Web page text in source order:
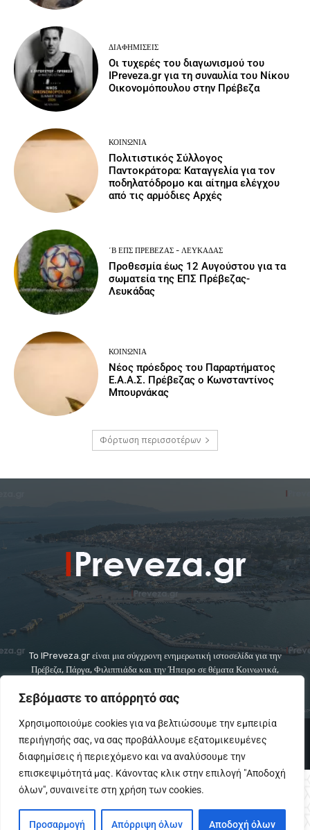
Σεβόμαστε το απόρρητό σας
Χρησιμοποιούμε cookies για να βελτιώσουμε την εμπειρία
περιήγησής σας, να σας προβάλλουμε εξατομικευμένες
διαφημίσεις ή περιεχόμενο και να αναλύσουμε την
επισκεψιμότητά μας. Κάνοντας κλικ στην επιλογή "Αποδοχή
όλων", συναινείτε στη χρήση των cookies.
Προσαρμογή Απόρριψη όλων Αποδοχή όλων
ΔΙΑΦΗΜΊΣΕΙΣ
Οι τυχερές του διαγωνισμού του
IPreveza.gr για τη συναυλία του Νίκου
Οικονομόπουλου στην Πρέβεζα
ΚΟΙΝΩΝΙΑ
Πολιτιστικός Σύλλογος
Παντοκράτορα: Καταγγελία για τον
ποδηλατόδρομο και αίτημα ελέγχου
από τις αρμόδιες Αρχές
΄Β ΕΠΣ ΠΡΈΒΕΖΑΣ - ΛΕΥΚΆΔΑΣ
Προθεσμία έως 12 Αυγούστου για τα
σωματεία της ΕΠΣ Πρέβεζας-
Λευκάδας
ΚΟΙΝΩΝΙΑ
Νέος πρόεδρος του Παραρτήματος
Ε.Α.Α.Σ. Πρέβεζας ο Κωνσταντίνος
Μπουρνάκας
Φόρτωση περισσοτέρων
To IPreveza.gr είναι μια σύγχρονη ενημερωτική ιστοσελίδα για την
Πρέβεζα, Πάργα, Φιλιππιάδα και την Ήπειρο σε θέματα Κοινωνικά,
© Copyright - IPreveza.gr
Home
Κοινωνία Ήπειρος Πολιτική
GoSports.gr
Πολιτισμός
Διαφημίσεις-Αγγελίες Επικοινωνια